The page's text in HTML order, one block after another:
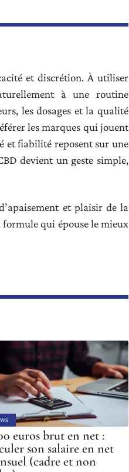
et discrétion. À utiliser
à une routine
les dosages et la qualité
les marques qui jouent
et fiabilité reposent sur une
devient un geste simple,
et plaisir de la
formule qui épouse le mieux
euros brut en net :
son salaire en net
(cadre et non